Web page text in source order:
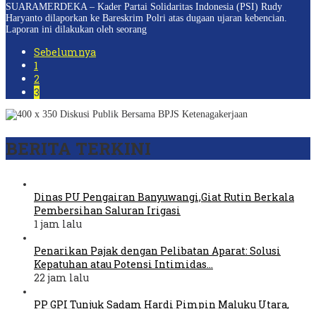
SUARAMERDEKA – Kader Partai Solidaritas Indonesia (PSI) Rudy
Haryanto dilaporkan ke Bareskrim Polri atas dugaan ujaran kebencian.
Laporan ini dilakukan oleh seorang
Sebelumnya
1
2
3
BERITA TERKINI
Dinas PU Pengairan Banyuwangi,Giat Rutin Berkala
Pembersihan Saluran Irigasi
1 jam lalu
Penarikan Pajak dengan Pelibatan Aparat: Solusi
Kepatuhan atau Potensi Intimidas…
22 jam lalu
PP GPI Tunjuk Sadam Hardi Pimpin Maluku Utara,